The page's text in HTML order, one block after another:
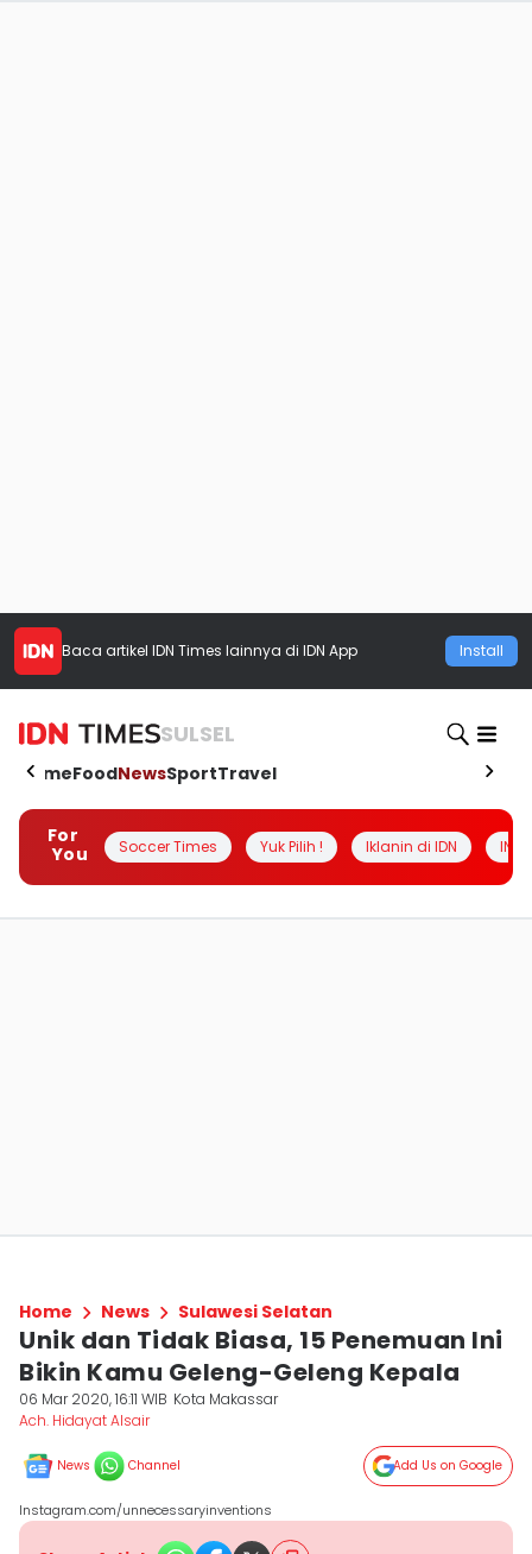
Baca artikel IDN Times lainnya di IDN App Install
SULSEL
HomeFoodNewsSportTravel
For
You
Soccer Times Yuk Pilih ! Iklanin di IDN
Home News Sulawesi Selatan
Unik dan Tidak Biasa, 15 Penemuan Ini
Bikin Kamu Geleng-Geleng Kepala
06 Mar 2020, 16:11 WIB Kota Makassar
Ach. Hidayat Alsair
News Channel Add Us on Google
Instagram.com/unnecessaryinventions